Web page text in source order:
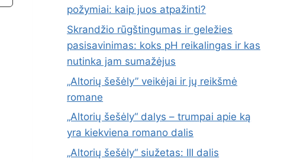
požymiai: kaip juos atpažinti?
Skrandžio rūgštingumas ir geležies
pasisavinimas: koks pH reikalingas ir kas
nutinka jam sumažėjus
„Altorių šešėly” veikėjai ir jų reikšmė
romane
„Altorių šešėly“ dalys – trumpai apie ką
yra kiekviena romano dalis
„Altorių šešėly“ siužetas: III dalis